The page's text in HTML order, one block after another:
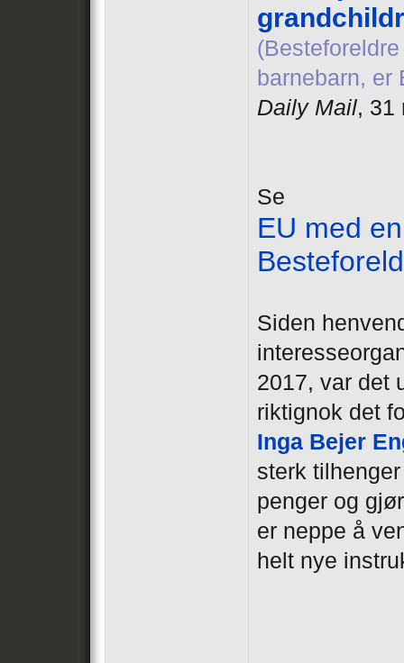
barnebarn, er
Daily Mail, 31
Se
EU med
Siden
2017, var det
riktignok det
Inga Bejer
sterk
penger og
er neppe å
helt nye